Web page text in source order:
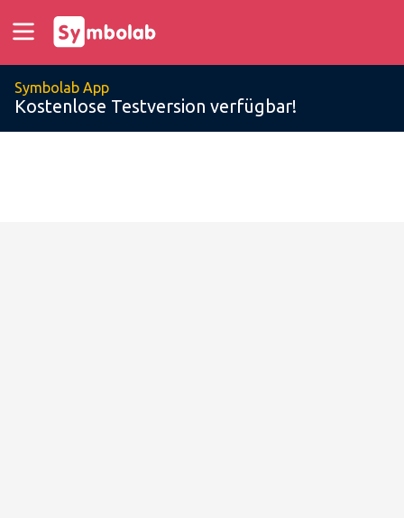
Symbolab App
Kostenlose Testversion verfügbar!